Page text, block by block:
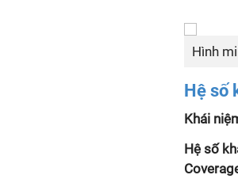
Hình
Hệ số
Khái
Hệ số